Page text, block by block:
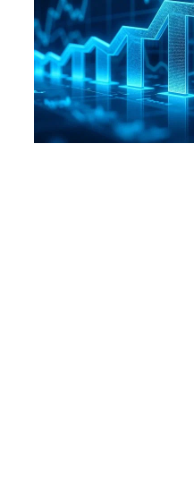
Вербов.
«Портрет
Остроухова».
Государственная